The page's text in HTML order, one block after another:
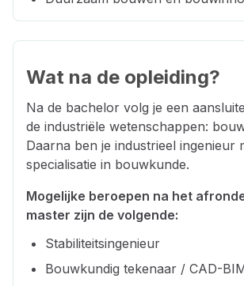
Wat na de opleiding?
Na de bachelor volg je een
de industriële wetenschappen:
Daarna ben je industrieel ingenieur
specialisatie in bouwkunde.
Mogelijke beroepen na het
master zijn de volgende:
Stabiliteitsingenieur
Bouwkundig tekenaar / CAD-